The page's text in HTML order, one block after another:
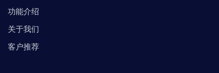
功能介绍
关于我们
客户推荐